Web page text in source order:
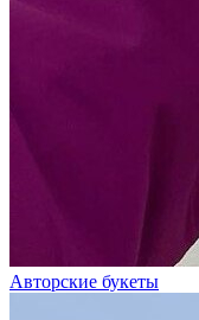
Авторские букеты